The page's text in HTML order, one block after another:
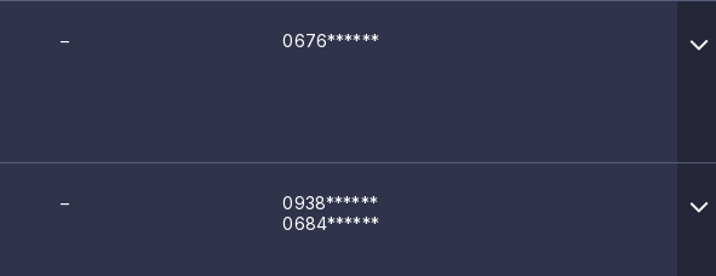
– 0676******
–
0938******
0684******